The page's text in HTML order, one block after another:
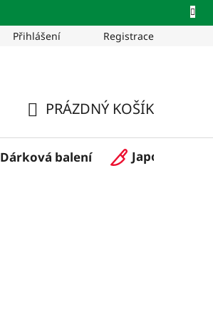
Pro restaurace
Přihlášení Registrace
KOŠÍK
PRÁZDNÝ KOŠÍK
Dárková balení Japonské